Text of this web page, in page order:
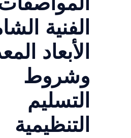
الفنية
الأبعاد
وشروط
التسليم
التنظيمية